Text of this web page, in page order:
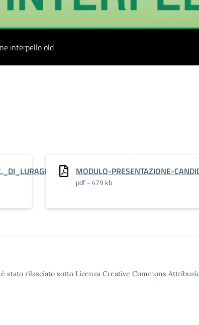
interpello old
MODULO-PRESENTAZIONE-
pdf - 479 kb
stato rilasciato sotto Licenza Creative Commons